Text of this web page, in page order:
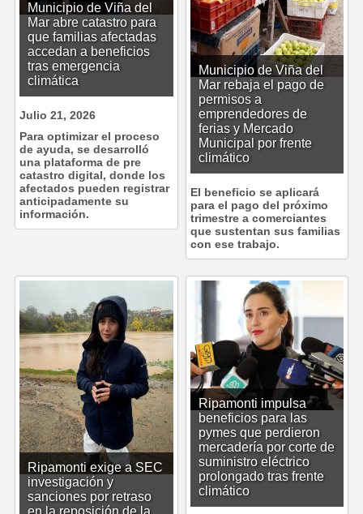
Municipio de Viña del
Mar rebaja el pago de
permisos a
emprendedores de
ferias y Mercado
Municipal por frente
climático
El beneficio se aplicará
para el pago del próximo
trimestre a comerciantes
que sustentan sus familias
con ese trabajo.
Municipio de Viña del
Mar abre catastro para
que familias afectadas
accedan a beneficios
tras emergencia
climática
Julio 21, 2026
Para optimizar el proceso
de ayuda, se desarrolló
una plataforma de pre
catastro digital, donde los
afectados pueden registrar
anticipadamente su
información.
Ripamonti impulsa
beneficios para las
pymes que perdieron
mercadería por corte de
suministro eléctrico
prolongado tras frente
climático
Ripamonti exige a SEC
investigación y
sanciones por retraso
en la reposición de la